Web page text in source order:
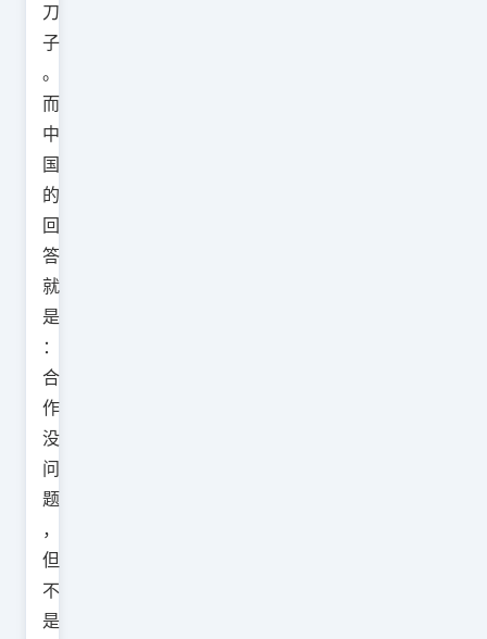
刀
子
。
而
中
国
的
回
答
就
是
：
合
作
没
问
题
，
但
不
是